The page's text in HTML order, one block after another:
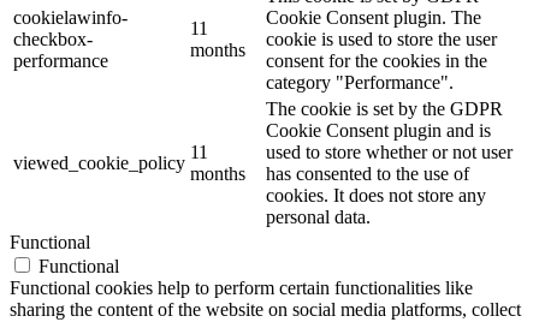
cookielawinfo-
checkbox-
performance
11
months
Cookie Consent plugin. The
cookie is used to store the user
consent for the cookies in the
category "Performance".
viewed_cookie_policy
11
months
The cookie is set by the GDPR
Cookie Consent plugin and is
used to store whether or not user
has consented to the use of
cookies. It does not store any
personal data.
Functional
Functional
Functional cookies help to perform certain functionalities like
sharing the content of the website on social media platforms, collect